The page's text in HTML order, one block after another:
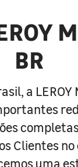
BR
a LEROY
Clientes
uma